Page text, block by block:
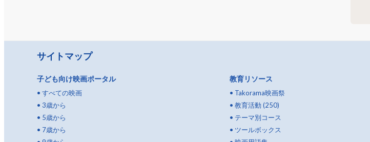
サイトマップ
子ども向け映画ポータル
• すべての映画
• 3歳から
• 5歳から
• 7歳から
教育リソース
• Takorama映画祭
• 教育活動 (250)
• テーマ別コース
• ツールボックス